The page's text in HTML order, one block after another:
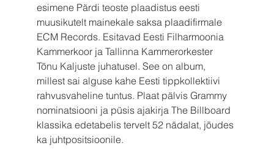
esimene Pärdi teoste plaadistus eesti
muusikutelt mainekale saksa plaadifirmale
ECM Records. Esitavad Eesti Filharmoonia
Kammerkoor ja Tallinna Kammerorkester
Tõnu Kaljuste juhatusel. See on album,
millest sai alguse kahe Eesti tippkollektiivi
rahvusvaheline tuntus. Plaat pälvis Grammy
nominatsiooni ja püsis ajakirja The Billboard
klassika edetabelis tervelt 52 nädalat, jõudes
ka juhtpositsioonile.